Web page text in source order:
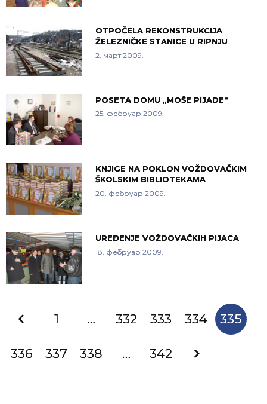
OTPOČELA REKONSTRUKCIJA
ŽELEZNIČKE STANICE U RIPNJU
2. март 2009.
POSETA DOMU „MOŠE PIJADE“
25. фебруар 2009.
KNJIGE NA POKLON VOŽDOVAČKIM
ŠKOLSKIM BIBLIOTEKAMA
20. фебруар 2009.
UREĐENJE VOŽDOVAČKIH PIJACA
18. фебруар 2009.
1 … 332 333 334 335
336 337 338 … 342